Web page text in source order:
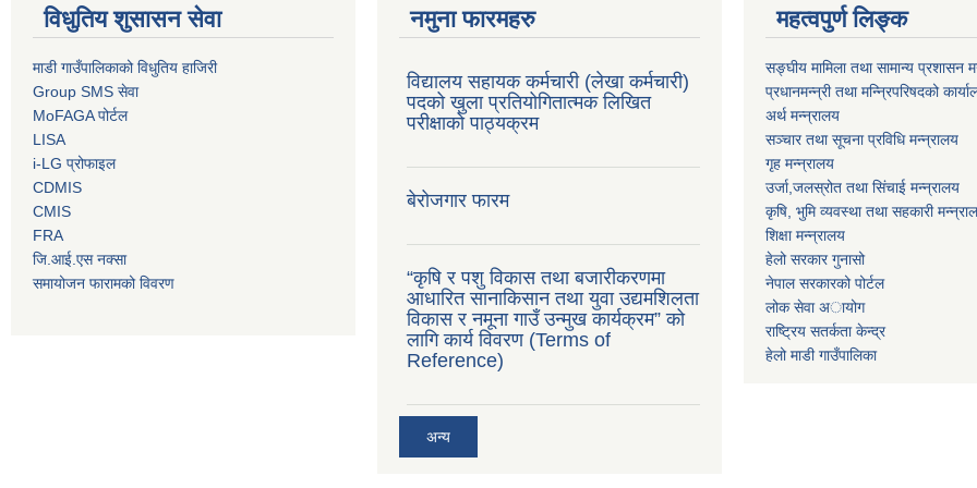
विधुतिय शुसासन सेवा
माडी गाउँपालिकाको विधुतिय हाजिरी
Group SMS सेवा
MoFAGA पोर्टल
LISA
i-LG प्रोफाइल
CDMIS
CMIS
FRA
जि.आई.एस नक्सा
समायोजन फारामको विवरण
नमुना फारमहरु
विद्यालय सहायक कर्मचारी (लेखा कर्मचारी)
पदको खुला प्रतियोगितात्मक लिखित
परीक्षाको पाठ्यक्रम
बेरोजगार फारम
“कृषि र पशु विकास तथा बजारीकरणमा
आधारित सानाकिसान तथा युवा उद्यमशिलता
विकास र नमूना गाउँ उन्मुख कार्यक्रम” को
लागि कार्य विवरण (Terms of
Reference)
अन्य
महत्वपुर्ण लिङ्क
सङ्घीय मामिला तथा सामान्य प्रशासन
प्रधानमन्न्री तथा मन्न्रिपरिषदको
अर्थ मन्न्रालय
सञ्चार तथा सूचना प्रविधि मन्न्रालय
गृह मन्न्रालय
उर्जा,जलस्रोत तथा सिंचाई मन्न्रालय
कृषि, भुमि व्यवस्था तथा सहकारी
शिक्षा मन्न्रालय
हेलो सरकार गुनासो
नेपाल सरकारको पोर्टल
लोक सेवा अायोग
राष्ट्रिय सतर्कता केन्द्र
हेलो माडी गाउँपालिका